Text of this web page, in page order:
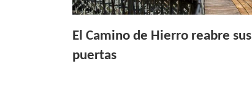
El Camino de Hierro reabre sus
puertas